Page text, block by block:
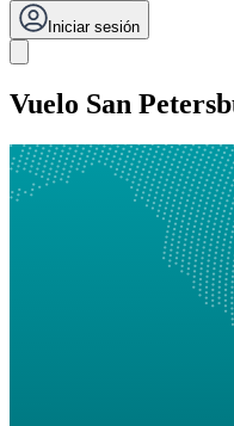
Iniciar sesión
Vuelo San